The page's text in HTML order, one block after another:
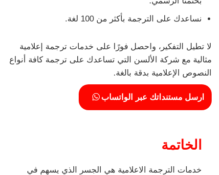
نساعدك على الترجمة بأكثر من 100 لغة.
لا تطيل التفكير، واحصل فورًا على خدمات ترجمة إعلامية
مثالية مع شركة الألسن التي تساعدك على ترجمة كافة أنواع
النصوص الإعلامية بدقة بالغة.
ارسل مستنداتك عبر الواتساب
الخاتمة
خدمات الترجمة الاعلامية هي الجسر الذي يسهم في